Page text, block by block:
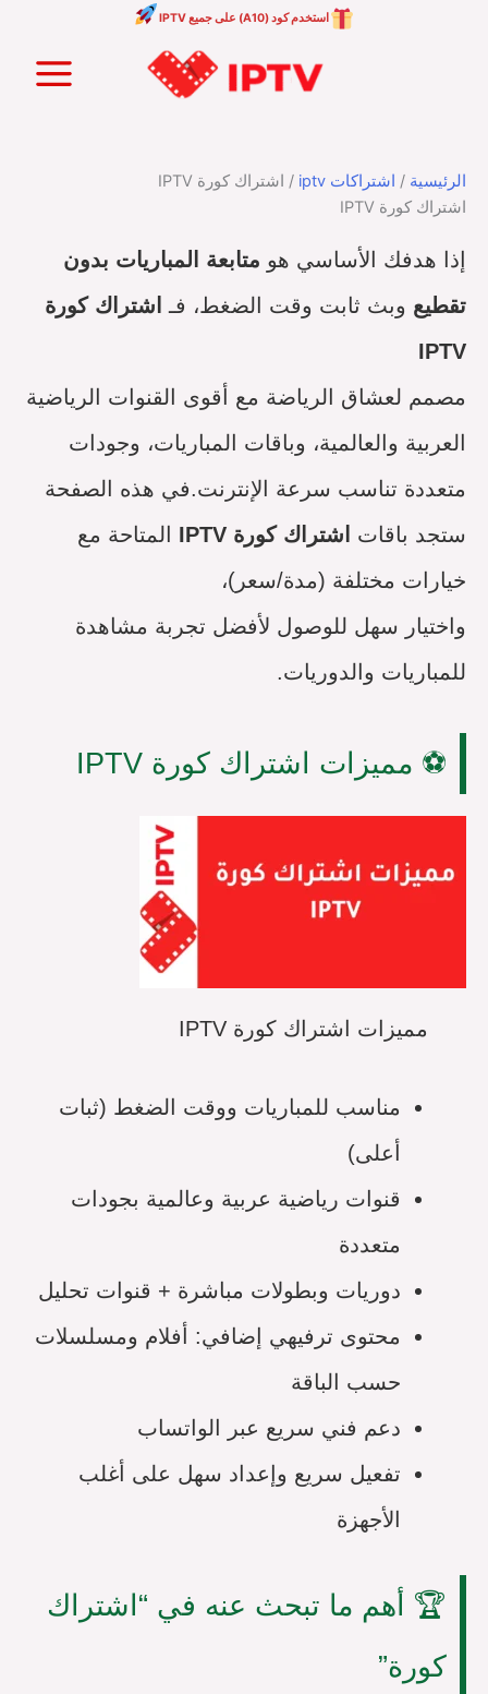
استخدم كود (A10) على جميع IPTV
Menu
الرئيسية / اشتراكات iptv
/ اشتراك كورة IPTV
اشتراك كورة IPTV
إذا هدفك الأساسي هو متابعة المباريات بدون
تقطيع وبث ثابت وقت الضغط، فـ اشتراك كورة
IPTV
مصمم لعشاق الرياضة مع أقوى القنوات الرياضية
العربية والعالمية، وباقات المباريات، وجودات
متعددة تناسب سرعة الإنترنت.في هذه الصفحة
ستجد باقات
اشتراك كورة IPTV
المتاحة مع
خيارات مختلفة (مدة/سعر)،
واختيار سهل للوصول لأفضل تجربة مشاهدة
للمباريات والدوريات.
⚽ مميزات اشتراك كورة IPTV
مميزات اشتراك كورة IPTV
مناسب للمباريات ووقت الضغط (ثبات
أعلى)
قنوات رياضية عربية وعالمية بجودات
متعددة
دوريات وبطولات مباشرة + قنوات تحليل
محتوى ترفيهي إضافي: أفلام ومسلسلات
حسب الباقة
دعم فني سريع عبر الواتساب
تفعيل سريع وإعداد سهل على أغلب
الأجهزة
🏆 أهم ما تبحث عنه في “اشتراك
كورة”